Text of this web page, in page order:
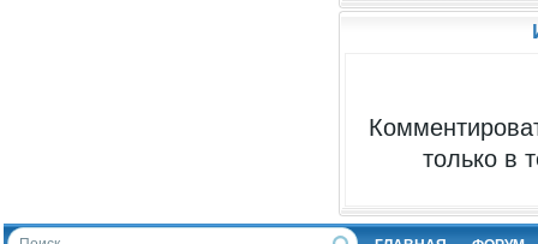
только в